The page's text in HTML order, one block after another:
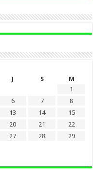
J S
M
1
6 7
8
13 14
15
20 21
22
27 28
29